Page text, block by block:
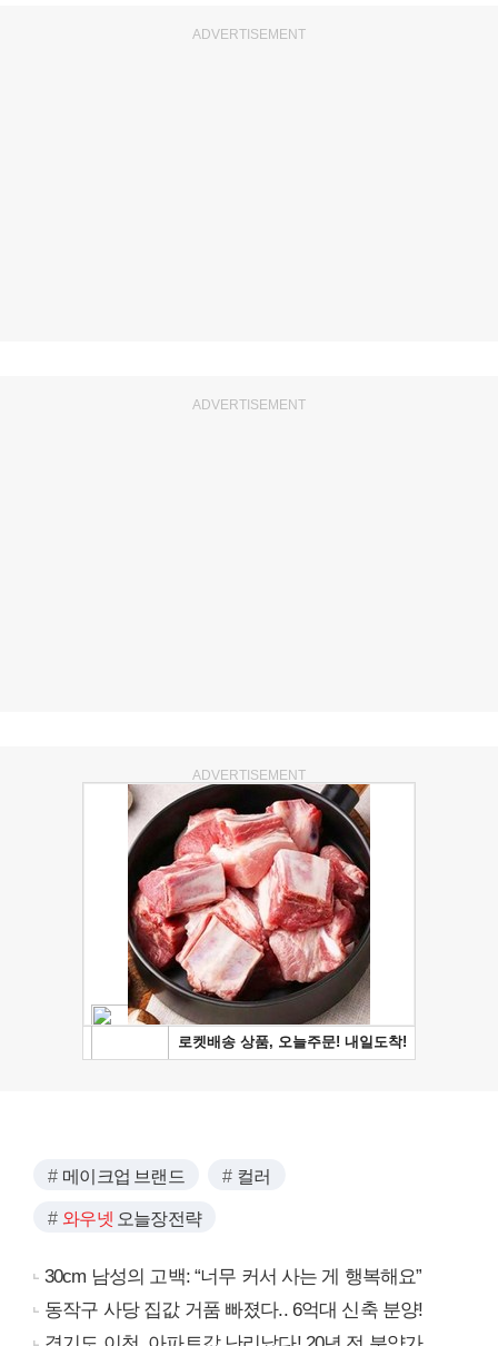
ADVERTISEMENT
ADVERTISEMENT
ADVERTISEMENT
메이크업 브랜드 컬러
와우넷 오늘장전략
30cm 남성의 고백: “너무 커서 사는 게 행복해요”
동작구 사당 집값 거품 빠졌다.. 6억대 신축 분양!